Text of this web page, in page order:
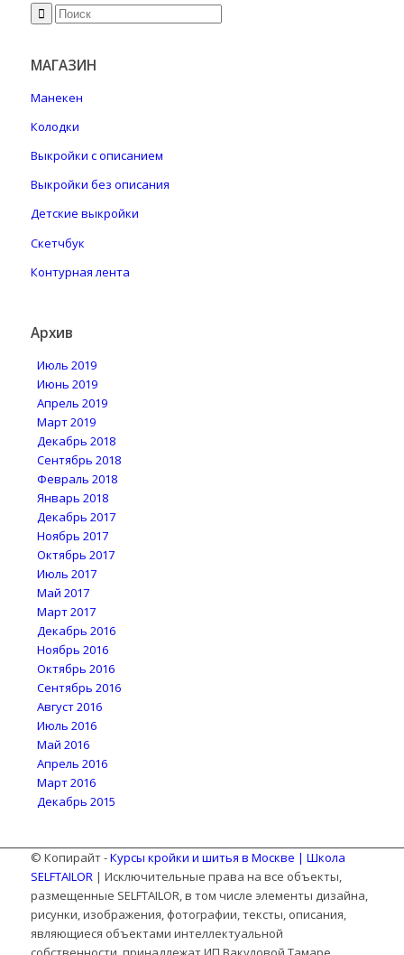
МАГАЗИН
Манекен
Колодки
Выкройки с описанием
Выкройки без описания
Детские выкройки
Скетчбук
Контурная лента
Архив
Июль 2019
Июнь 2019
Апрель 2019
Март 2019
Декабрь 2018
Сентябрь 2018
Февраль 2018
Январь 2018
Декабрь 2017
Ноябрь 2017
Октябрь 2017
Июль 2017
Май 2017
Март 2017
Декабрь 2016
Ноябрь 2016
Октябрь 2016
Сентябрь 2016
Август 2016
Июль 2016
Май 2016
Апрель 2016
Март 2016
Декабрь 2015
© Копирайт -Курсы кройки и шитья в Москве | Школа
SELFTAILOR| Исключительные права на все объекты,
размещенные SELFTAILOR, в том числе элементы дизайна,
рисунки, изображения, фотографии, тексты, описания,
являющиеся объектами интеллектуальной